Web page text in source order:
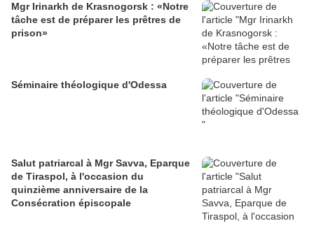
Mgr Irinarkh de Krasnogorsk : «Notre
tâche est de préparer les prêtres de
prison»
Séminaire théologique d'Odessa
Salut patriarcal à Mgr Savva, Eparque
de Tiraspol, à l'occasion du
quinzième anniversaire de la
Consécration épiscopale